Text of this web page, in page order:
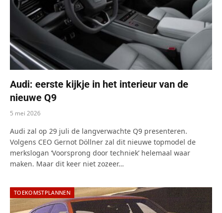
Audi: eerste kijkje in het interieur van de
nieuwe Q9
5 mei 2026
Audi zal op 29 juli de langverwachte Q9 presenteren.
Volgens CEO Gernot Döllner zal dit nieuwe topmodel de
merkslogan ‘Voorsprong door techniek’ helemaal waar
maken. Maar dit keer niet zozeer…
TOEKOMSTPLANNEN